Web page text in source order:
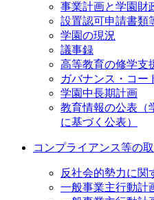
事業計画と学園財
設置認可申請書類
学園の現況
議事録
高等教育の修学支
ガバナンス・コー
学園中長期計画
教育情報の公表（
に基づく公表）
コンプライアンス等の
反社会的勢力に関
一般事業主行動計